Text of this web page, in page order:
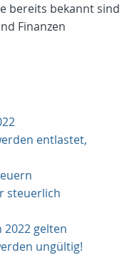
bereits bekannt sind
Finanzen
entlastet,
steuerlich
2022 gelten
ungültig!